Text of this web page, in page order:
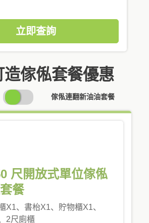
立即查詢
造傢俬套餐優惠
SWITCH
PRICING
傢俬連翻新油油套餐
尺開放式單位傢俬
餐
X1、書枱X1、貯物櫃X1、
2尺廁櫃